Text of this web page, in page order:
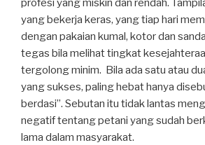
profesi yang miskin dan rendah.
yang bekerja keras, yang tiap hari
dengan pakaian kumal, kotor dan
tegas bila melihat tingkat
tergolong minim. Bila ada satu atau
yang sukses, paling hebat hanya
berdasi”. Sebutan itu tidak lantas
negatif tentang petani yang sudah
lama dalam masyarakat.